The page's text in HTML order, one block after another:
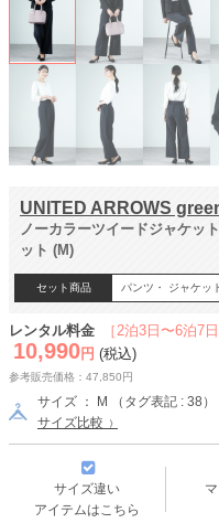
UNITED ARROWS
ノーカラーツイードジャケッ
ット (M)
セット商品 パンツ・ ジャケッ
［2泊3日〜6泊7
レンタル料金
10,990 円 (税込)
参考販売価格：47,850円
サイズ ： M （タグ表記 : 38）
サイズ比較
サイズ違い
アイテムはこちら